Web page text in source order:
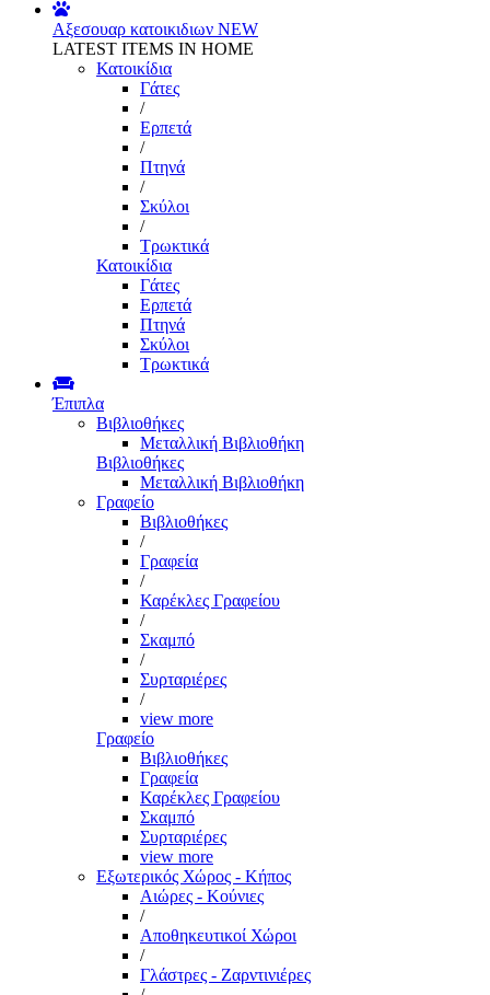
Αξεσουαρ κατοικιδιων NEW
LATEST ITEMS IN HOME
Κατοικίδια
Γάτες
/
Ερπετά
/
Πτηνά
/
Σκύλοι
/
Τρωκτικά
Κατοικίδια
Γάτες
Ερπετά
Πτηνά
Σκύλοι
Τρωκτικά
Έπιπλα
Βιβλιοθήκες
Μεταλλική Βιβλιοθήκη
Βιβλιοθήκες
Μεταλλική Βιβλιοθήκη
Γραφείο
Βιβλιοθήκες
/
Γραφεία
/
Καρέκλες Γραφείου
/
Σκαμπό
/
Συρταριέρες
/
view more
Γραφείο
Βιβλιοθήκες
Γραφεία
Καρέκλες Γραφείου
Σκαμπό
Συρταριέρες
view more
Εξωτερικός Χώρος - Κήπος
Αιώρες - Κούνιες
/
Αποθηκευτικοί Χώροι
/
Γλάστρες - Ζαρντινιέρες